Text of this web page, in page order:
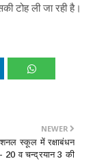
टोह ली जा रही है।
NEWER
स्कूल में रक्षाबंधन
20 व चन्द्रयान 3 की